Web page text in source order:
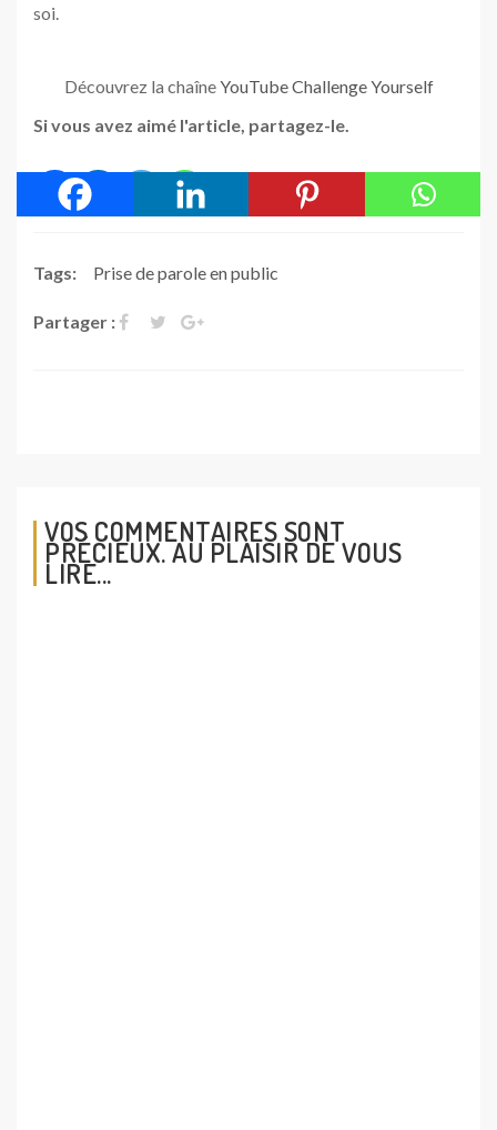
soi.
Découvrez la chaîneYouTube Challenge Yourself
Si vous avez aimé l'article, partagez-le.
Tags: Prise de parole en public
Partager :
VOS COMMENTAIRES SONT
PRÉCIEUX. AU PLAISIR DE VOUS
LIRE...